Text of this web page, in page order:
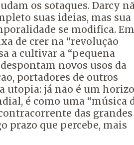
os sotaques. Darcy
suas ideias, mas sua
se modifica. Em
de crer na “revolução
a cultivar a “pequena
novos usos da
portadores de outros
utopia: já não é um
é como uma “música
das grandes
prazo que percebe, mais